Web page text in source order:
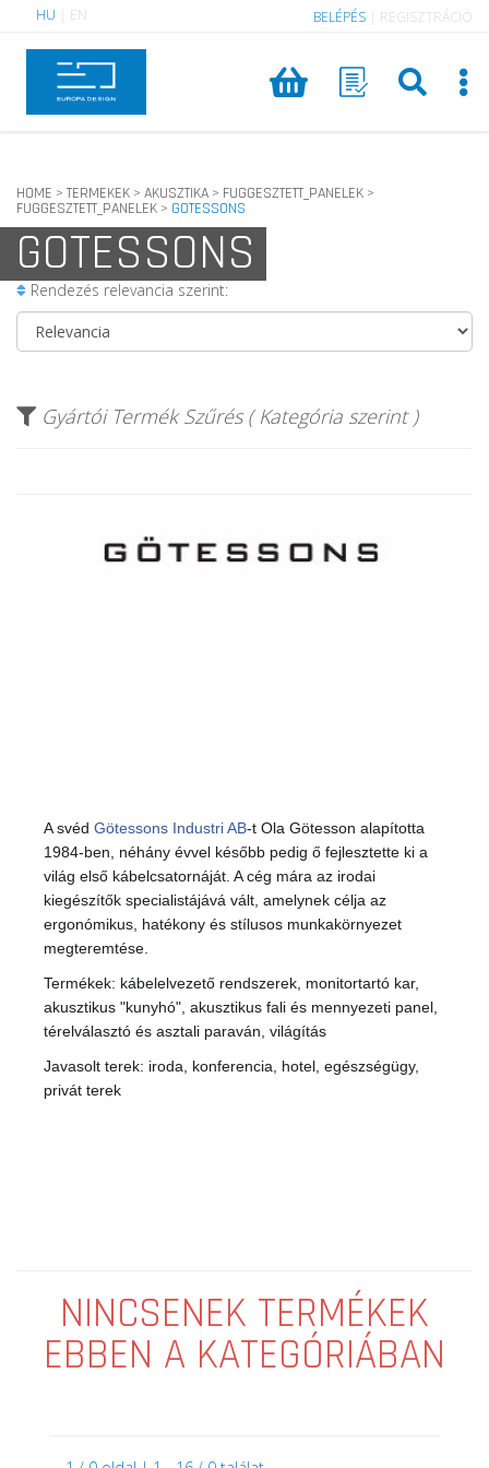
HU EN BELÉPÉS REGISZTRÁCIÓ
HOME > TERMEKEK > AKUSZTIKA > FUGGESZTETT_PANELEK >
FUGGESZTETT_PANELEK > GOTESSONS
GOTESSONS
Rendezés relevancia szerint:
Gyártói Termék Szűrés ( Kategória szerint )
A svéd Götessons Industri AB-t Ola Götesson alapította
1984-ben, néhány évvel később pedig ő fejlesztette ki a
világ első kábelcsatornáját. A cég mára az irodai
kiegészítők specialistájává vált, amelynek célja az
ergonómikus, hatékony és stílusos munkakörnyezet
megteremtése.
Termékek: kábelelvezető rendszerek, monitortartó kar,
akusztikus "kunyhó", akusztikus fali és mennyezeti panel,
térelválasztó és asztali paraván, világítás
Javasolt terek: iroda, konferencia, hotel, egészségügy,
privát terek
NINCSENEK TERMÉKEK
EBBEN A KATEGÓRIÁBAN